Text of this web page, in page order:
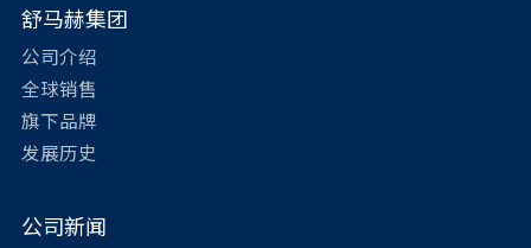
舒马赫集团
公司介绍
全球销售
旗下品牌
发展历史
公司新闻